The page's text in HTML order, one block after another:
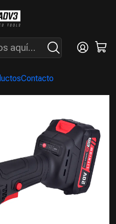
Contacto
MAYORES A $200.000 -
HS.
AMOLADORAS